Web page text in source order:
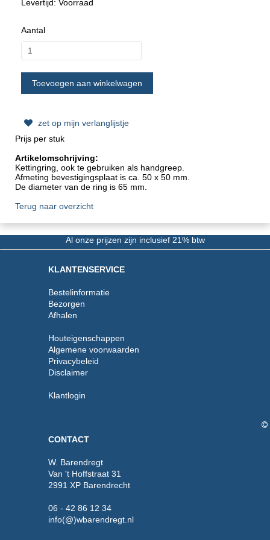
Levertijd: Voorraad
Aantal
zet op mijn verlanglijstje
Prijs per stuk
Artikelomschrijving:
Kettingring, ook te gebruiken als handgreep.
Afmeting bevestigingsplaat is ca. 50 x 50 mm.
De diameter van de ring is 65 mm.
Terug naar overzicht
Al onze prijzen zijn inclusief 21% btw
KLANTENSERVICE
Bestelinformatie
Bezorgen
Afhalen
Houteigenschappen
Algemene voorwaarden
Privacybeleid
Disclaimer
Klantlogin
CONTACT
W. Barendregt
Van 't Hoffstraat 31
2991 XP Barendrecht
06 - 42 86 12 34
info(@)wbarendregt.nl